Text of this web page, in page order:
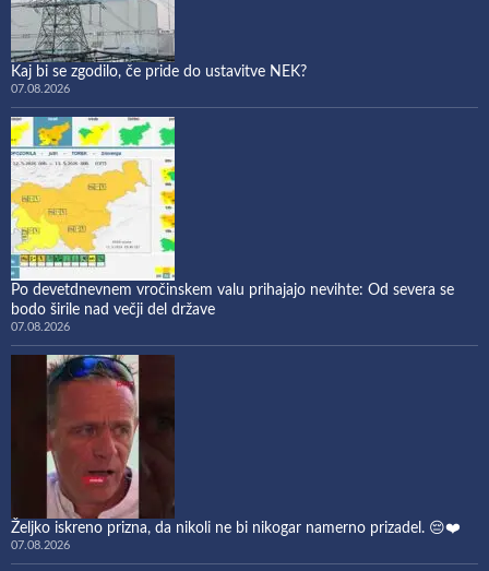
Kaj bi se zgodilo, če pride do ustavitve NEK?
07.08.2026
Po devetdnevnem vročinskem valu prihajajo nevihte: Od severa se
bodo širile nad večji del države
07.08.2026
Željko iskreno prizna, da nikoli ne bi nikogar namerno prizadel. 😔❤️
07.08.2026